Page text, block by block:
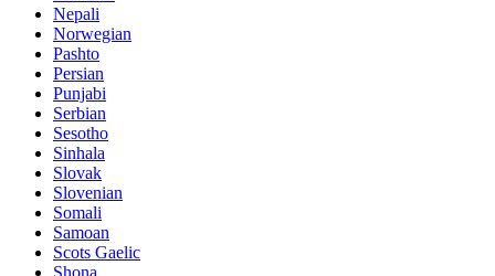
Nepali
Norwegian
Pashto
Persian
Punjabi
Serbian
Sesotho
Sinhala
Slovak
Slovenian
Somali
Samoan
Scots Gaelic